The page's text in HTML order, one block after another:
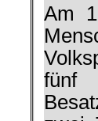
Am
fünf